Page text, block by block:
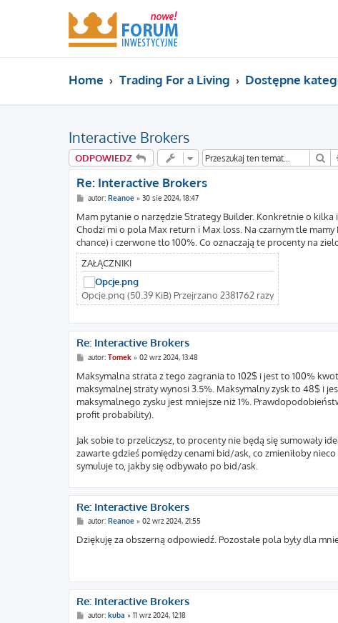
Home Trading For a Living Dostępne
Interactive Brokers
ODPOWIEDZ
Re: Interactive Brokers
P
s
t
autor: Reanoe» 30 sie 2024, 18:47
Mam pytanie o narzędzie Strategy Builder. Konkretnie o
Chodzi mi o pola Max return i Max loss. Na czarnym tle
chance) i czerwone tło 100%. Co oznaczają te procenty na
ZAŁĄCZNIKI
Opcje.png (50.39 KiB) Przejrzano 2381762 razy
Re: Interactive Brokers
P
s
t
autor: Tomek» 02 wrz 2024, 13:48
Maksymalna strata z tego zagrania to 102$ i jest to 100%
maksymalnej straty wynosi 3.5%. Maksymalny zysk to 48$ i
maksymalnego zysku jest mniejsze niż 1%.
profit probability).
Jak sobie to przeliczysz, to procenty nie będą się sumowały
zawarte gdzieś pomiędzy cenami bid/ask, co zmieniłoby
symuluje to, jakby się odbywało po bid/ask.
Re: Interactive Brokers
P
s
t
autor: Reanoe» 02 wrz 2024, 21:55
Dziękuję za obszerną odpowiedź. Pozostałe pola były dla
Re: Interactive Brokers
Pautor: kuba » 11 wrz 2024, 12:18